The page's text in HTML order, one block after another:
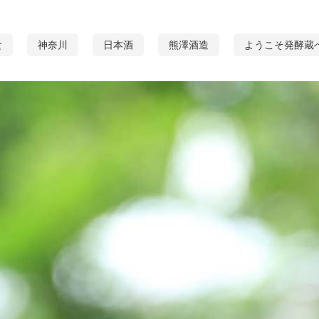
神奈川 日本酒 熊澤酒造 ようこそ発酵蔵